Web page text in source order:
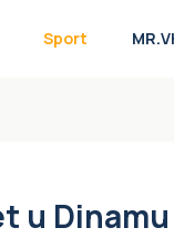
Sport
u Dinamu